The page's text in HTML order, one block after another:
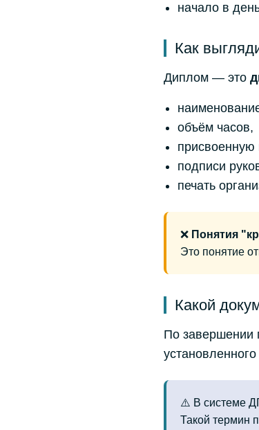
начало в
Как
Диплом — это
объём часов,
подписи
печать
❌ Понятия
Это понятие
Какой
По завершении
⚠️ В системе
Такой термин